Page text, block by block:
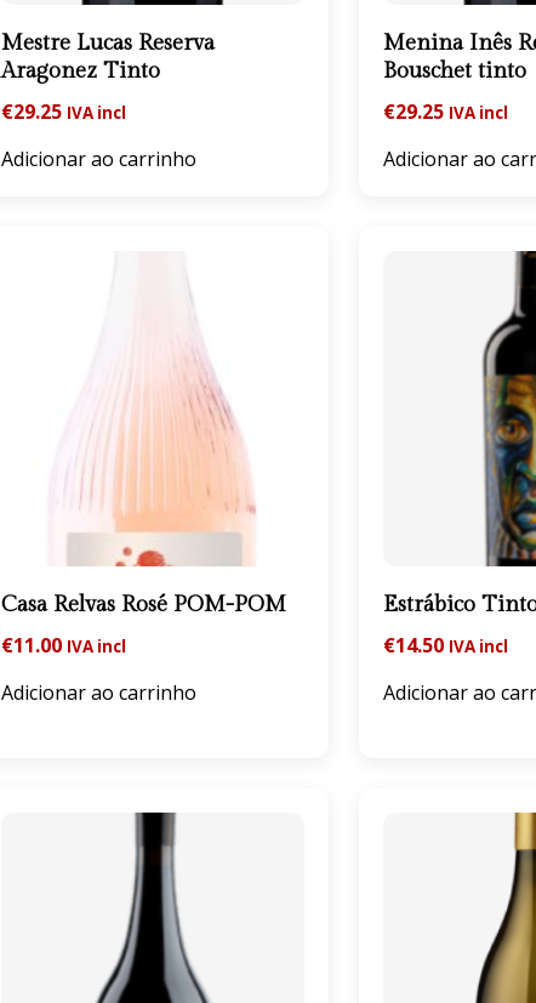
Mestre Lucas Reserva
Aragonez Tinto
€29.25 IVA incl
Adicionar ao carrinho
Menina Inês
Bouschet tinto
€29.25 IVA incl
Adicionar ao
Casa Relvas Rosé POM-POM
€11.00 IVA incl
Adicionar ao carrinho
Estrábico
€14.50 IVA incl
Adicionar ao